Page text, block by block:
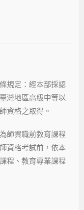
規定：經本部採認
灣地區高級中等以
資格之取得。
師資職前教育課程
資格考試前，依本
程、教育專業課程